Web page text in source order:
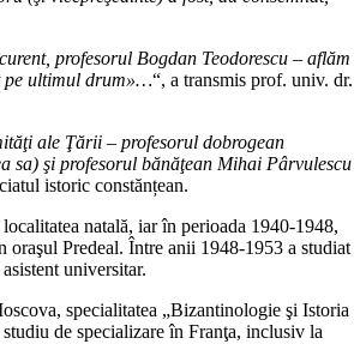
profesorul Bogdan Teodorescu – aflăm
pe ultimul drum»…“, a transmis prof. univ. dr.
ale Ţării – profesorul dobrogean
sa) şi profesorul bănăţean Mihai Pârvulescu
istoric constănțean.
natală, iar în perioada 1940-1948,
Predeal. Între anii 1948-1953 a studiat
universitar.
specialitatea „Bizantinologie şi Istoria
de specializare în Franţa, inclusiv la